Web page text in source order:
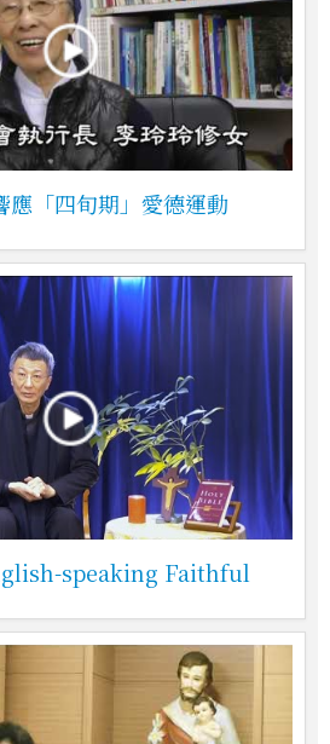
應「四旬期」愛德運動
speaking Faithful